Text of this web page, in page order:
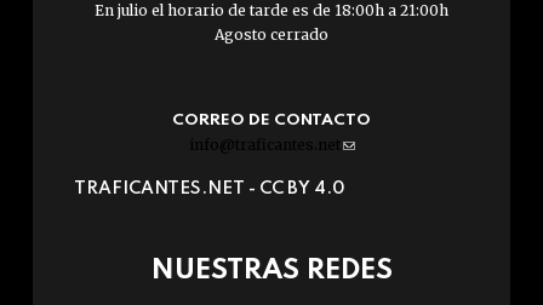
En julio el horario de tarde es de 18:00h a 21:00h
Agosto cerrado
CORREO DE CONTACTO
info@traficantes.net (link
e-
TRAFICANTES.NET - CC BY 4.0
NUESTRAS REDES